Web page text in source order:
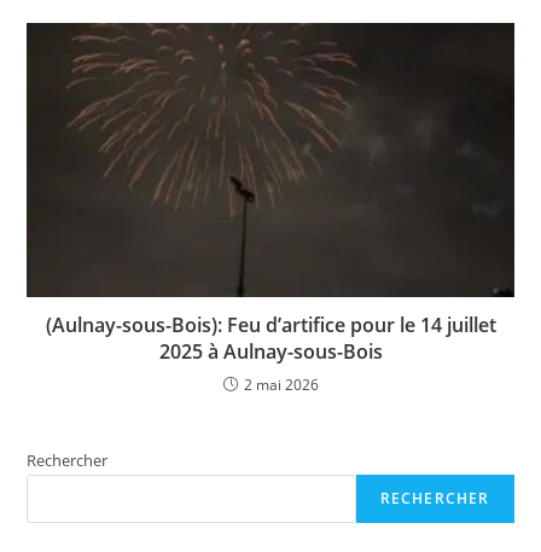
(Aulnay-sous-Bois): Feu d’artifice pour le 14 juillet
2025 à Aulnay-sous-Bois
2 mai 2026
Rechercher
RECHERCHER